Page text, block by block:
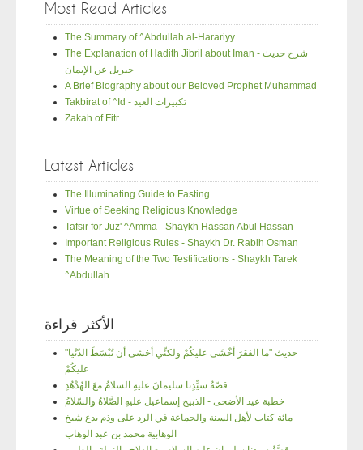
Most Read Articles
The Summary of ^Abdullah al-Harariyy
The Explanation of Hadith Jibril about Iman - شرح حديث
جبريل عن الإيمان
A Brief Biography about our Beloved Prophet Muhammad
Takbirat of ^Id - تكبيرات العيد
Zakah of Fitr
Latest Articles
The Illuminating Guide to Fasting
Virtue of Seeking Religious Knowledge
Tafsir for Juz' ^Amma - Shaykh Hassan Abul Hassan
Important Religious Rules - Shaykh Dr. Rabih Osman
The Meaning of the Two Testifications - Shaykh Tarek
^Abdullah
الأكثر قراءة
"حديث "ما الفقرَ أخْشَى عليكُمْ ولكنِّي أخشى أن تُبْسَطَ الدّنْيا
عليكُمْ
قصّةُ سيِّدِنا سليمانَ عليهِ السلامُ معَ الهُدْهُدِ
خطبة عيد الأضحى - الذبيح إسماعيل عليهِ الصَّلاةُ والسّلامُ
مائة كتاب لأهل السنة والجماعة في الرد على وذم بدع شيخ
الوهابية محمد بن عبد الوهاب